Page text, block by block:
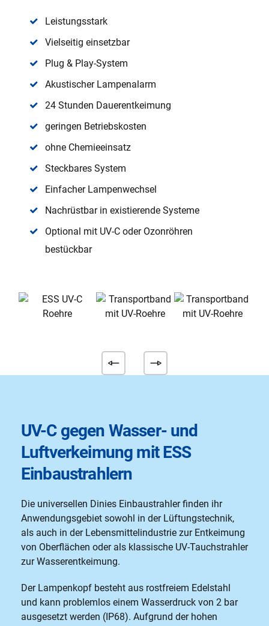
Leistungsstark
Vielseitig einsetzbar
Plug & Play-System
Akustischer Lampenalarm
24 Stunden Dauerentkeimung
geringen Betriebskosten
ohne Chemieeinsatz
Steckbares System
Einfacher Lampenwechsel
Nachrüstbar in existierende Systeme
Optional mit UV-C oder Ozonröhren
bestückbar
UV-C gegen Wasser- und
Luftverkeimung mit ESS
Einbaustrahlern
Die universellen Dinies Einbaustrahler finden ihr
Anwendungsgebiet sowohl in der Lüftungstechnik,
als auch in der Lebensmittelindustrie zur Entkeimung
von Oberflächen oder als klassische UV-Tauchstrahler
zur Wasserentkeimung.
Der Lampenkopf besteht aus rostfreiem Edelstahl
und kann problemlos einem Wasserdruck von 2 bar
ausgesetzt werden (IP68). Aufgrund der hohen